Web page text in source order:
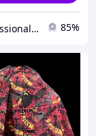
YRE Professional💅🏻 85%